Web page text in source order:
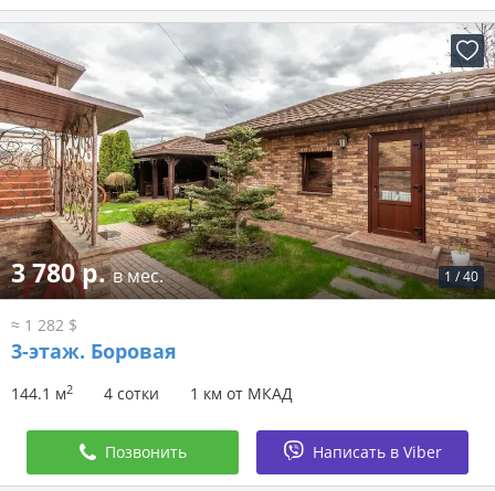
1 /40
3 780 р.в мес.
≈ 1 282 $
3-этаж. Боровая
144.1 м2 4 сотки 1 км от МКАД
Позвонить Написать в Viber